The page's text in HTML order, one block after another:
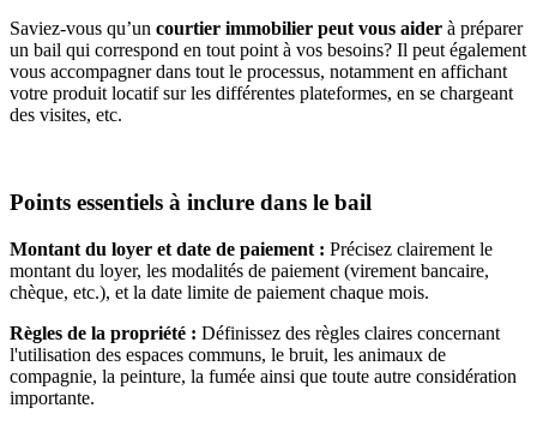
Saviez-vous qu’un courtier immobilier peut vous aider à préparer
un bail qui correspond en tout point à vos besoins? Il peut également
vous accompagner dans tout le processus, notamment en affichant
votre produit locatif sur les différentes plateformes, en se chargeant
des visites, etc.
Points essentiels à inclure dans le bail
Montant du loyer et date de paiement : Précisez clairement le
montant du loyer, les modalités de paiement (virement bancaire,
chèque, etc.), et la date limite de paiement chaque mois.
Règles de la propriété : Définissez des règles claires concernant
l'utilisation des espaces communs, le bruit, les animaux de
compagnie, la peinture, la fumée ainsi que toute autre considération
importante.